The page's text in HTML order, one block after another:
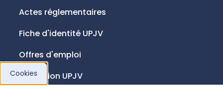
Actes réglementaires
Fiche d'identité UPJV
Offres d'emploi
Fondation UPJV
Cookies